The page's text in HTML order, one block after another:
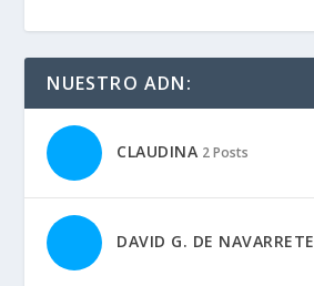
NUESTRO ADN:
CLAUDINA 2 Posts
DAVID G. DE NAVARRETE